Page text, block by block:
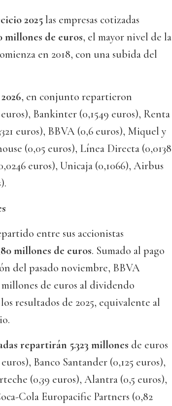
2025las empresas cotizadas
millones de euros, el mayor nivel de la
en 2018, con una subida del
, en conjunto repartieron
Bankinter (0,1549 euros), Renta
euros), BBVA (0,6 euros), Miquel y
(0,05 euros), Línea Directa (0,0138
euros), Unicaja (0,1066), Airbus
entre sus accionistas
millones de euros. Sumado al pago
del pasado noviembre, BBVA
de euros al dividendo
resultados de 2025, equivalente al
repartirán 5.323 millones de euros
Banco Santander (0,125 euros),
(0,39 euros), Alantra (0,5 euros),
Cola Europacific Partners (0,82